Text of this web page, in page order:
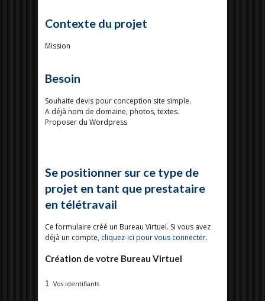
Contexte du projet
Mission
Besoin
Souhaite devis pour conception site simple.
A déjà nom de domaine, photos, textes.
Proposer du Wordpress
Se positionner sur ce type de
projet en tant que prestataire
en télétravail
Ce formulaire créé un Bureau Virtuel. Si vous avez
déjà un compte, cliquez-ici pour vous connecter.
Création de votre Bureau Virtuel
1 Vos identifiants